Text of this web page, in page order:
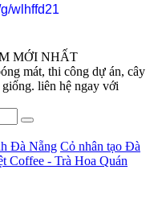
wlhffd21
MỚI NHẤT
mát, thi công dự án, cây
liên hệ ngay với
Đà Nẵng Cỏ nhân tạo Đà
Coffee - Trà Hoa Quán